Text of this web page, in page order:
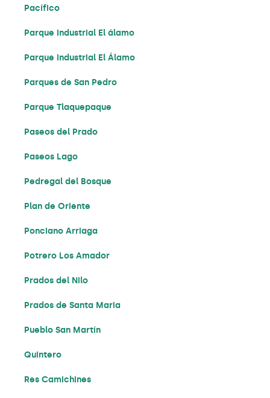
Pacífico
Parque Industrial El álamo
Parque Industrial El Álamo
Parques de San Pedro
Parque Tlaquepaque
Paseos del Prado
Paseos Lago
Pedregal del Bosque
Plan de Oriente
Ponciano Arriaga
Potrero Los Amador
Prados del Nilo
Prados de Santa Maria
Pueblo San Martín
Quintero
Res Camichines